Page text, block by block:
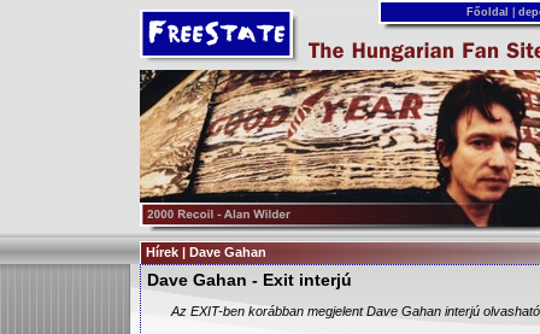
Főoldal
Hírek | Dave Gahan
Dave Gahan - Exit interjú
Az EXIT-ben korábban megjelent Dave Gahan interjú